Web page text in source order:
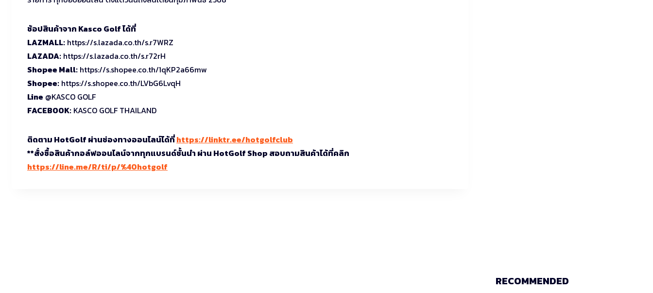
ช้อปสินค้าจาก Kasco Golf ได้ที่
LAZMALL: https://s.lazada.co.th/s.r7WRZ
LAZADA: https://s.lazada.co.th/s.r72rH
Shopee Mall: https://s.shopee.co.th/1qKP2a66mw
Shopee: https://s.shopee.co.th/LVbG6LvqH
Line @KASCO GOLF
FACEBOOK: KASCO GOLF THAILAND
ติดตาม HotGolf ผ่านช่องทางออนไลน์ได้ที่https://linktr.ee/hotgolfclub
**สั่งซื้อสินค้ากอล์ฟออนไลน์จากทุกแบรนด์ชั้นนำ ผ่าน HotGolf Shop สอบถามสินค้าได้ที่คลิก
https://line.me/R/ti/p/%40hotgolf
RECOMMENDED